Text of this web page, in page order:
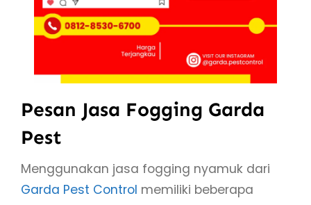
Pesan Jasa Fogging Garda
Pest
Menggunakan jasa fogging nyamuk dari
Garda Pest Control memiliki beberapa